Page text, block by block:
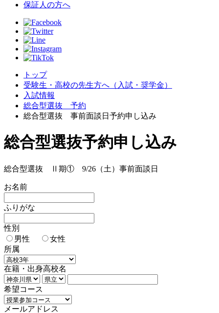
保証人の方へ
トップ
受験生・高校の先生方へ（入試・奨学金）
入試情報
総合型選抜 予約
総合型選抜 事前面談日予約申し込み
総合型選抜予約申し込み
総合型選抜 Ⅱ期① 9/26（土）事前面談日
お名前
ふりがな
性別
男性
女性
所属
在籍・出身高校名
希望コース
メールアドレス